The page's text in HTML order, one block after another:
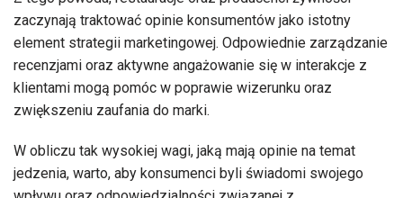
zaczynają traktować opinie konsumentów jako istotny
element strategii marketingowej. Odpowiednie zarządzanie
recenzjami oraz aktywne angażowanie się w interakcje z
klientami mogą pomóc w poprawie wizerunku oraz
zwiększeniu zaufania do marki.
W obliczu tak wysokiej wagi, jaką mają opinie na temat
jedzenia, warto, aby konsumenci byli świadomi swojego